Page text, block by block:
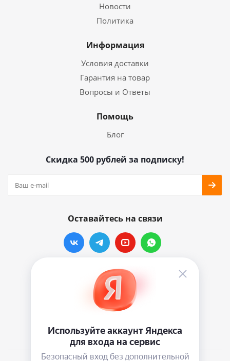
Новости
Политика
Информация
Условия доставки
Гарантия на товар
Вопросы и Ответы
Помощь
Блог
Скидка 500 рублей за подписку!
Оставайтесь на связи
Наши контакты
info@vinylmarkt.ru